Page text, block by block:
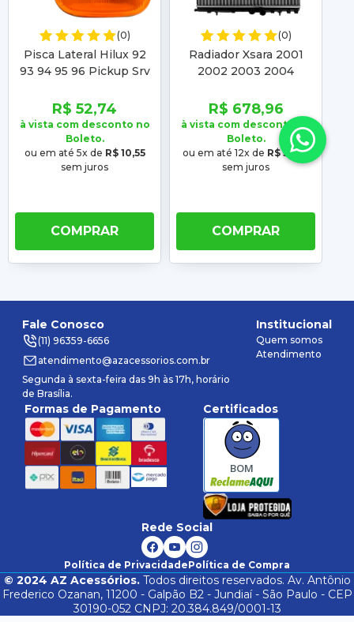
(0)
Pisca Lateral Hilux 92
93 94 95 96 Pickup Srv
R$ 52,74
à vista com desconto no
Boleto.
ou em até 5x de R$ 10,55
sem juros
COMPRAR
(0)
Radiador Xsara 2001
2002 2003 2004
2003 2004 2005
Manual
R$ 678,96
à vista com desconto no
Boleto.
ou em até 12x de R$ 56,58
sem juros
COMPRAR
Fale Conosco
(11) 96359-6656
atendimento@azacessorios.com.br
Segunda à sexta-feira das 9h às 17h, horário
de Brasília.
Institucional
Quem somos
Atendimento
Formas de Pagamento Certificados
BOM
Rede Social
Política de PrivacidadePolítica de Compra
© 2024 AZ Acessórios.Todos direitos reservados. Av. Antônio
Frederico Ozanan, 11200 - Galpão B2 - Jundiaí - São Paulo - CEP
30190-052 CNPJ: 20.384.849/0001-13